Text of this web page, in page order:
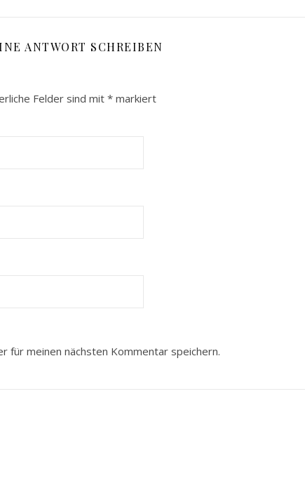
ANTWORT SCHREIBEN
Felder sind mit * markiert
für meinen nächsten Kommentar speichern.